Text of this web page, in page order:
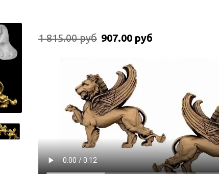
1 815.00 руб 907.00 руб